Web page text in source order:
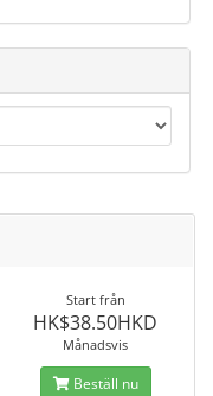
Start från
HK$38.50HKD
Månadsvis
Beställ nu